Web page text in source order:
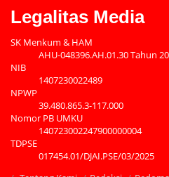
Legalitas Media
SK Menkum & HAM
AHU-048396.AH.01.30 Tahun
NIB
1407230022489
NPWP
39.480.865.3-117.000
Nomor PB UMKU
140723002247900000004
TDPSE
017454.01/DJAI.PSE/03/2025